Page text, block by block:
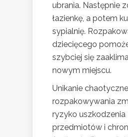
ubrania. Następnie
łazienkę, a potem
sypialnię.
dziecięcego
szybciej się
nowym miejscu.
Unikanie
rozpakowywania
ryzyko uszkodzenia
przedmiotów i